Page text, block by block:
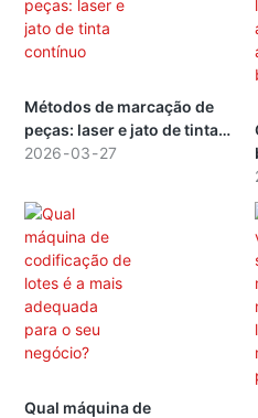
Métodos de marcação de
peças: laser e jato de tinta
contínuo
2026 03 27
Qual máquina de